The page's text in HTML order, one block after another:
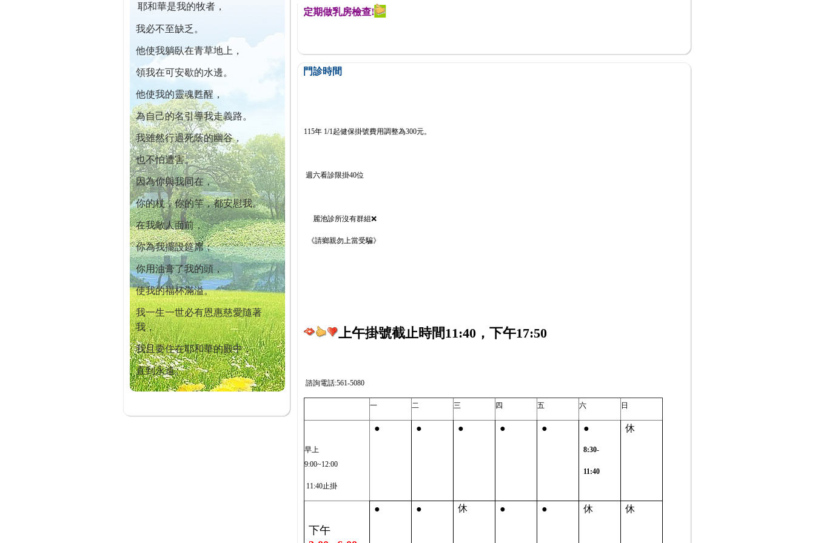
耶和華是我的牧者，
我必不至缺乏。
他使我躺臥在青草地上，
領我在可安歇的水邊。
他使我的靈魂甦醒，
為自己的名引導我走義路。
我雖然行過死蔭的幽谷，
也不怕遭害。
因為你與我同在，
你的杖，你的竿，都安慰我。
在我敵人面前，
你為我擺設筵席；
你用油膏了我的頭，
使我的福杯滿溢。
我一生一世必有恩惠慈愛隨著
我，
我且要住在耶和華的殿中，
直到永遠。
本院自開幕迄今已篩檢出1700位乳癌患者,提醒您定期做乳房檢查!
門診時間
115年 1/1起健保掛號費用調整為300元。
週六看診限掛40位
麗池診所沒有群組❌
《請鄉親勿上當受騙》
上午掛號截止時間11:40，下午17:50
諮詢電話:561-5080
一 二 三 四 五 六 日
早上
9:00~12:00
11:40止掛
● ● ● ● ● ●
8:30-
11:40
休
下午
● ● 休 ● ● 休 休